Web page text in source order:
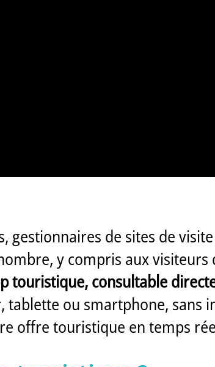
gestionnaires de sites de
y compris aux
touristique, consultable
ou smartphone, sans
offre touristique en temps